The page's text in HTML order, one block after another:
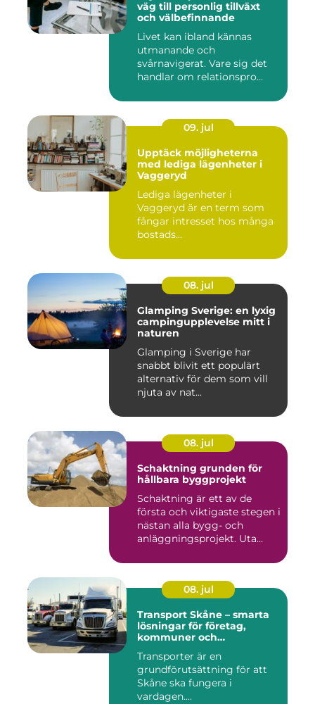
väg till personlig tillväxt
och välbefinnande
Livet kan ibland kännas
utmanande och
svårnavigerat. Vare sig det
handlar om relationspro...
09. jul
Upptäck möjligheterna
med lediga lägenheter i
Vaggeryd
Lediga lägenheter i
Vaggeryd är en term som
fångar intresset hos många
bostads...
08. jul
Glamping Sverige: en lyxig
campingupplevelse mitt i
naturen
Glamping i Sverige har
snabbt blivit ett populärt
alternativ för dem som vill
njuta av nat...
08. jul
Schaktning grunden för
hållbara byggprojekt
Schaktning är ett av de
första och viktigaste stegen i
nästan alla bygg- och
anläggningsprojekt. Uta...
08. jul
Transport Skåne – smarta
lösningar för företag,
kommuner och
Transporter är en
grundförutsättning för att
Skåne ska fungera i
vardagen....